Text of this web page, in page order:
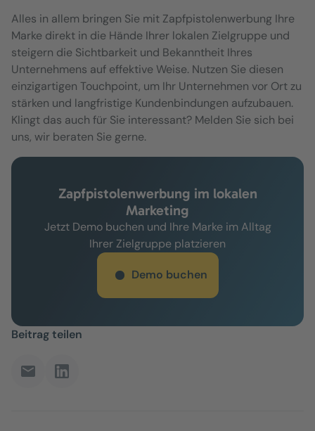
Alles in allem bringen Sie mit Zapfpistolenwerbung Ihre
Marke direkt in die Hände Ihrer lokalen Zielgruppe und
steigern die Sichtbarkeit und Bekanntheit Ihres
Unternehmens auf effektive Weise. Nutzen Sie diesen
einzigartigen Touchpoint, um Ihr Unternehmen vor Ort zu
stärken und langfristige Kundenbindungen aufzubauen.
Klingt das auch für Sie interessant? Melden Sie sich bei
uns, wir beraten Sie gerne.
Zapfpistolenwerbung im lokalen
Marketing
Jetzt Demo buchen und Ihre Marke im Alltag
Ihrer Zielgruppe platzieren
Demo buchen
Beitrag teilen